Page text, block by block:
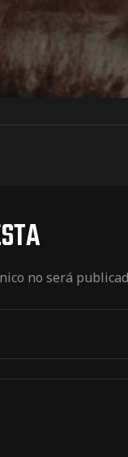
no será